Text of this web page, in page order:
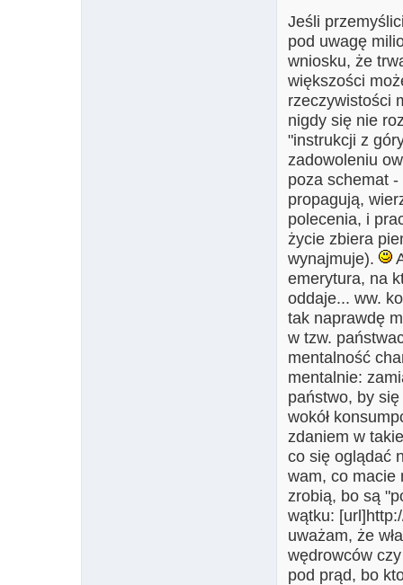
Jeśli
pod uwagę
wniosku, że
większości
rzeczywistości
nigdy się nie
"instrukcji z
zadowoleniu
poza schemat
propagują,
polecenia, i
życie zbiera
wynajmuje).
emerytura, na
oddaje... ww.
tak naprawdę
w tzw.
mentalność
mentalnie:
państwo, by
wokół
zdaniem w
co się oglądać
wam, co macie
zrobią, bo są
wątku:
uważam, że
wędrowców
pod prąd, bo